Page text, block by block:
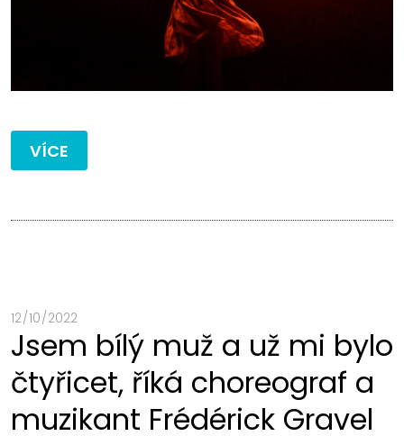
VÍCE
12 / 10 / 2022
Jsem bílý muž a už mi bylo
čtyřicet, říká choreograf a
muzikant Frédérick Gravel